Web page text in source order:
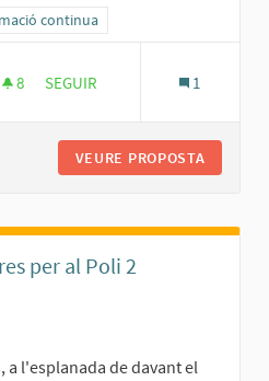
Economia i ocupació.
continua
8 8 SEGUIDORES
SEGUIR 1
VEURE PROPOSTA
per al Poli 2
a l'esplanada de davant el